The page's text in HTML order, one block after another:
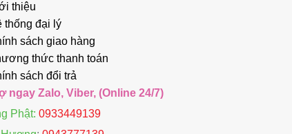
thiệu
thống đại lý
sách giao hàng
thức thanh toán
sách đổi trả
ngay Zalo, Viber, (Online 24/7)
Phật: 0933449139